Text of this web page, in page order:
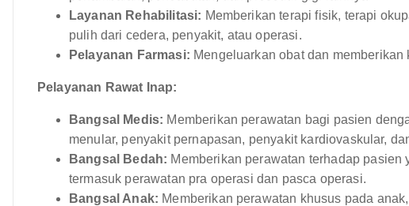
Layanan Rehabilitasi: Memberikan terapi fisik, terapi
pulih dari cedera, penyakit, atau operasi.
Pelayanan Farmasi: Mengeluarkan obat dan
Pelayanan Rawat Inap:
Bangsal Medis: Memberikan perawatan bagi pasien
menular, penyakit pernapasan, penyakit kardiovaskular,
Bangsal Bedah: Memberikan perawatan terhadap
termasuk perawatan pra operasi dan pasca operasi.
Bangsal Anak: Memberikan perawatan khusus pada